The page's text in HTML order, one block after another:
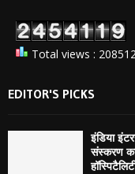
Total views :
EDITOR'S PICKS
इंडिया
संस्करण का